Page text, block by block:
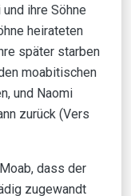
ihre Söhne
heirateten
später starben
moabitischen
und Naomi
zurück (Vers
dass der
zugewandt